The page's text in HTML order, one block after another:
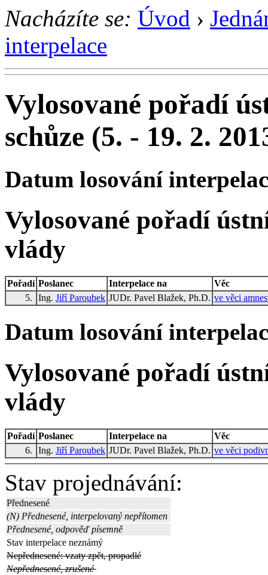
Nacházíte se: Úvod ›
interpelace
Vylosované pořadí
schůze (5. - 19. 2.
Datum losování
Vylosované pořadí
vlády
Pořadí Poslanec Interpelace na
Věc
5.
Ing. Jiří Paroubek JUDr. Pavel Blažek, Ph.D. ve věci
Datum losování
Vylosované pořadí
vlády
Pořadí Poslanec Interpelace na
Věc
6.
Ing. Jiří Paroubek JUDr. Pavel Blažek, Ph.D. ve věci
Stav projednávání:
Přednesené
(N) Přednesené, interpelovaný nepřítomen
Přednesené, odpověď písemně
Stav interpelace neznámý
Nepřednesené: vzaty zpět, propadlé
Nepřednesené, zrušené